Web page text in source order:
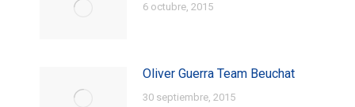
6 octubre, 2015
Oliver Guerra Team Beuchat
30 septiembre, 2015